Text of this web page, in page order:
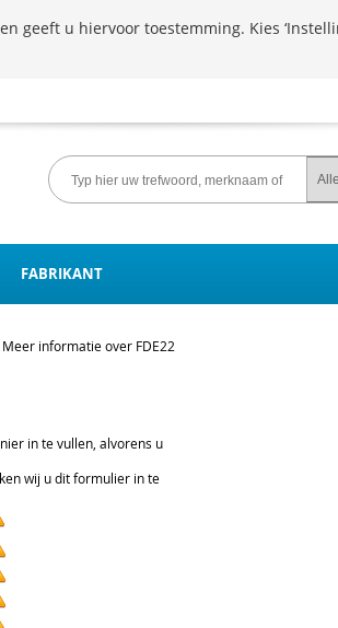
FABRIKANT
Meer informatie over FDE22
in te vullen, alvorens u
wij u dit formulier in te
geeft u hiervoor toestemming. Kies